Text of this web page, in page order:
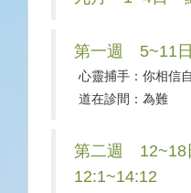
第一週 5~11
心靈捕手：你相信
道在診間：為難
第二週
12:1~14:12